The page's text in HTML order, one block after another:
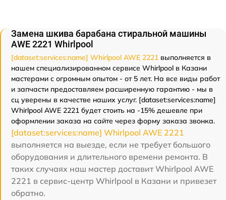
Замена шкива барабана стиральной машины
AWE 2221 Whirlpool
[dataset:services:name] Whirlpool AWE 2221 выполняется в
нашем специализированном сервисе Whirlpool в Казани
мастерами с огромным опытом - от 5 лет. На все виды работ
и запчасти предоставляем расширенную гарантию - мы в
сц уверены в качестве наших услуг. [dataset:services:name]
Whirlpool AWE 2221 будет стоить на -15% дешевле при
оформлении заказа на сайте через форму заказа звонка.
[dataset:services:name] Whirlpool AWE 2221
выполняется на выезде, если не требует большого
оборудования и длительного времени ремонта. В
таких случаях наш мастер доставит Whirlpool AWE
2221 в сервис-центр Whirlpool в Казани и привезет
обратно.